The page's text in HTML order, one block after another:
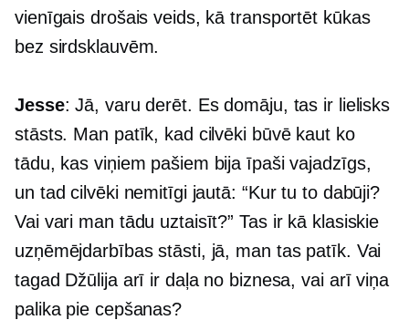
vienīgais drošais veids, kā transportēt kūkas
bez sirdsklauvēm.
Jesse: Jā, varu derēt. Es domāju, tas ir lielisks
stāsts. Man patīk, kad cilvēki būvē kaut ko
tādu, kas viņiem pašiem bija īpaši vajadzīgs,
un tad cilvēki nemitīgi jautā: “Kur tu to dabūji?
Vai vari man tādu uztaisīt?” Tas ir kā klasiskie
uzņēmējdarbības stāsti, jā, man tas patīk. Vai
tagad Džūlija arī ir daļa no biznesa, vai arī viņa
palika pie cepšanas?